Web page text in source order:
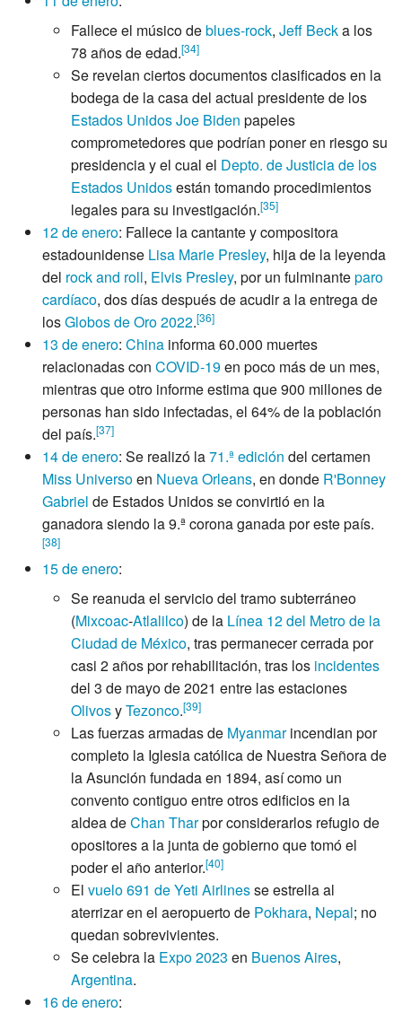
Fallece el músico deblues-rock, Jeff Becka los
78 años de edad.[34]
Se revelan ciertos documentos clasificados en la
bodega de la casa del actual presidente de los
Estados UnidosJoe Biden papeles
comprometedores que podrían poner en riesgo su
presidencia y el cual el Depto. de Justicia de los
Estados Unidosestán tomando procedimientos
legales para su investigación.[35]
12 de enero: Fallece la cantante y compositora
estadounidense Lisa Marie Presley, hija de la leyenda
del rock and roll, Elvis Presley, por un fulminanteparo
cardíaco, dos días después de acudir a la entrega de
losGlobos de Oro 2022.[36]
13 de enero: China informa 60.000 muertes
relacionadas con COVID-19en poco más de un mes,
mientras que otro informe estima que 900 millones de
personas han sido infectadas, el 64% de la población
del país.[37]
14 de enero: Se realizó la71.ª edición del certamen
Miss Universoen Nueva Orleans, en donde R'Bonney
Gabriel de Estados Unidos se convirtió en la
ganadora siendo la 9.ª corona ganada por este país.
[38]
15 de enero:
Se reanuda el servicio del tramo subterráneo
(Mixcoac-Atlalilco) de la Línea 12 del Metro de la
Ciudad de México, tras permanecer cerrada por
casi 2 años por rehabilitación, tras los incidentes
del 3 de mayo de 2021 entre las estaciones
OlivosyTezonco.[39]
Las fuerzas armadas de Myanmarincendian por
completo la Iglesia católica de Nuestra Señora de
la Asunción fundada en 1894, así como un
convento contiguo entre otros edificios en la
aldea deChan Tharpor considerarlos refugio de
opositores a la junta de gobierno que tomó el
poder el año anterior.[40]
El vuelo 691 de Yeti Airlinesse estrella al
aterrizar en el aeropuerto de Pokhara, Nepal; no
quedan sobrevivientes.
Se celebra la Expo 2023 en Buenos Aires,
Argentina.
16 de enero: